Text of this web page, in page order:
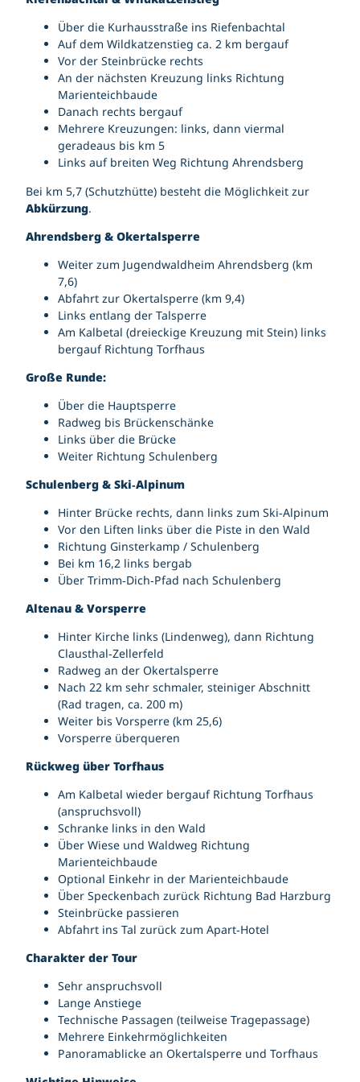
a
-
e
r
u
c
h
z
u
m
b
u
r
e
r
g
Über die Kurhausstraße ins Riefenbachtal
Auf dem Wildkatzenstieg ca. 2 km bergauf
Vor der Steinbrücke rechts
An der nächsten Kreuzung links Richtung
Marienteichbaude
Danach rechts bergauf
Mehrere Kreuzungen: links, dann viermal
geradeaus bis km 5
Links auf breiten Weg Richtung Ahrendsberg
Bei km 5,7 (Schutzhütte) besteht die Möglichkeit zur
Abkürzung.
Ahrendsberg & Okertalsperre
Weiter zum Jugendwaldheim Ahrendsberg (km
7,6)
Abfahrt zur Okertalsperre (km 9,4)
Links entlang der Talsperre
Am Kalbetal (dreieckige Kreuzung mit Stein) links
bergauf Richtung Torfhaus
Große Runde:
Über die Hauptsperre
Radweg bis Brückenschänke
Links über die Brücke
Weiter Richtung Schulenberg
Schulenberg & Ski‑Alpinum
Hinter Brücke rechts, dann links zum Ski‑Alpinum
Vor den Liften links über die Piste in den Wald
Richtung Ginsterkamp / Schulenberg
Bei km 16,2 links bergab
Über Trimm‑Dich‑Pfad nach Schulenberg
Altenau & Vorsperre
Hinter Kirche links (Lindenweg), dann Richtung
Clausthal‑Zellerfeld
Radweg an der Okertalsperre
Nach 22 km sehr schmaler, steiniger Abschnitt
(Rad tragen, ca. 200 m)
Weiter bis Vorsperre (km 25,6)
Vorsperre überqueren
Rückweg über Torfhaus
Am Kalbetal wieder bergauf Richtung Torfhaus
(anspruchsvoll)
Schranke links in den Wald
Über Wiese und Waldweg Richtung
Marienteichbaude
Optional Einkehr in der Marienteichbaude
Über Speckenbach zurück Richtung Bad Harzburg
Steinbrücke passieren
Abfahrt ins Tal zurück zum Apart‑Hotel
Charakter der Tour
Sehr anspruchsvoll
Lange Anstiege
Technische Passagen (teilweise Tragepassage)
Mehrere Einkehrmöglichkeiten
Panoramablicke an Okertalsperre und Torfhaus